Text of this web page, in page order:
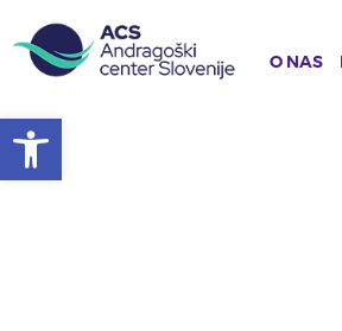
O NAS
Open toolbar